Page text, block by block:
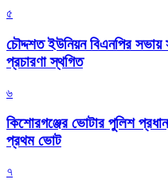
৫
চৌদ্দশত ইউনিয়ন বিএনপির সভায়
প্রচারণা স্থগিত
৬
কিশোরগঞ্জের ভোটার পুলিশ
প্রথম ভোট
৭